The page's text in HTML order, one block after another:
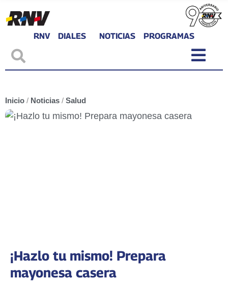
RNV DIALES NOTICIAS PROGRAMAS
Inicio / Noticias / Salud
¡Hazlo tu mismo! Prepara
mayonesa casera